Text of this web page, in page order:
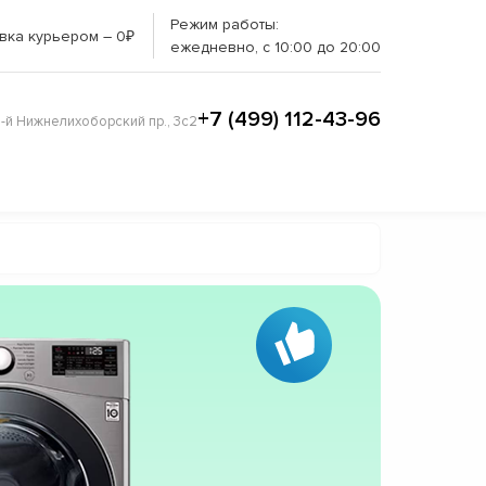
курьером – 0₽
Режим работы:
ежедневно, с 10:00 до 20:00
й Нижнелихоборский пр., 3с2+7 (499) 112-43-96